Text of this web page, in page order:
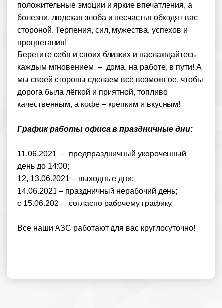
положительные эмоции и яркие впечатления, а
болезни, людская злоба и несчастья обходят вас
стороной. Терпения, сил, мужества, успехов и
процветания!
Берегите себя и своих близких и наслаждайтесь
каждым мгновением – дома, на работе, в пути! А
мы своей стороны сделаем всё возможное, чтобы
дорога была лёгкой и приятной, топливо
качественным, а кофе – крепким и вкусным!
График работы офиса в праздничные дни:
11.06.2021 – предпраздничный укороченный
день до 14:00;
12, 13.06.2021 – выходные дни;
14.06.2021 – праздничный нерабочий день;
с 15.06.202 – согласно рабочему графику.
Все наши АЗС работают для вас круглосуточно!